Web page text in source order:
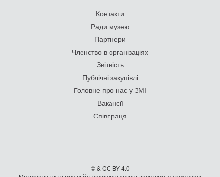
Контакти
Ради музею
Партнери
Членство в організаціях
Звітність
Публічні закупівлі
Головне про нас у ЗМІ
Вакансії
Співпраця
© & CC BY 4.0